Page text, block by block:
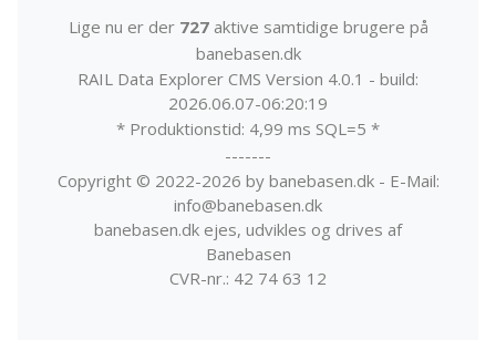
Lige nu er der 727aktive samtidige brugere på
banebasen.dk
RAIL Data Explorer CMS Version 4.0.1 - build:
2026.06.07-06:20:19
* Produktionstid: 4,99 ms SQL=5 *
-------
Copyright © 2022-2026 by banebasen.dk - E-Mail:
info@banebasen.dk
banebasen.dk ejes, udvikles og drives af
Banebasen
CVR-nr.: 42 74 63 12